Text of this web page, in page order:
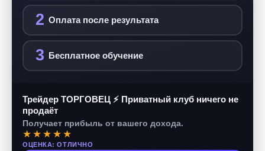
2 Оплата после результата
3 Бесплатное обучение
Трейдер ТОРГОВЕЦ ⚡ Приватный клуб ничего не
продаёт
Получает прибыль от вашего дохода.
★★★★★
ОЦЕНКА: ОТЛИЧНО